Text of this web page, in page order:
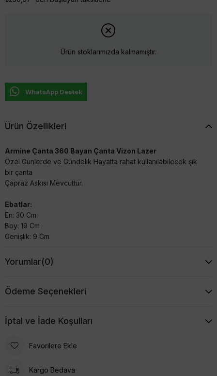
Ürün stoklarımızda kalmamıştır.
WhatsApp Destek
Ürün Özellikleri
Armine Çanta 360 Bayan Çanta Vizon Lazer
Özel Günlerde ve Gündelik Hayatta rahat kullanılabilecek şık
bir çanta
Çapraz Askısı Mevcuttur.
Ebatlar:
En: 30 Cm
Boy: 19 Cm
Genişlik: 9 Cm
Yorumlar(0)
Ödeme Seçenekleri
İptal ve İade Koşulları
Favorilere Ekle
Kargo Bedava